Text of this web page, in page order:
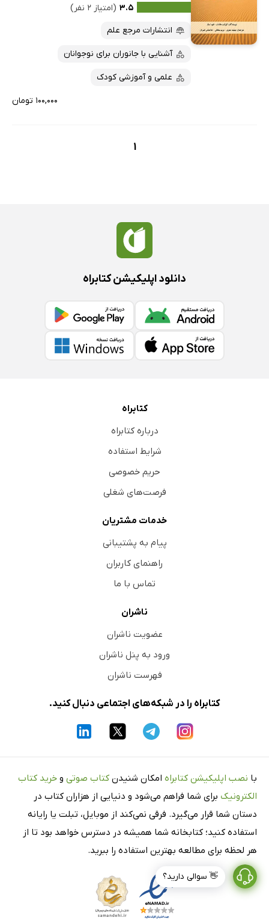
پرفروش‌ها
پربحث‌ها
ارزان ترین‌ها
کتاب‌های متنی
۳.۵ (امتیاز ۲ نفر)
انتشارات مرجع علم
آشنایی با جانوران برای نوجوانان
علمی و آموزشی کودک
۱۰۰,۰۰۰ تومان
1
👋 سوالی دارید؟
دانلود اپلیکیشن کتابراه
کتابراه
درباره کتابراه
شرایط استفاده
حریم خصوصی
فرصت‌های شغلی
خدمات مشتریان
پیام به پشتیبانی
راهنمای کاربران
تماس با ما
ناشران
عضویت ناشران
ورود به پنل ناشران
فهرست ناشران
کتابراه را در شبکه‌های اجتماعی دنبال کنید.
با نصب اپلیکیشن کتابراه امکان شنیدن کتاب صوتی و خرید کتاب
الکترونیک برای شما فراهم می‌شود و دنیایی از هزاران کتاب در
دستان شما قرار می‌گیرد. فرقی نمی‌کند از موبایل، تبلت یا رایانه
استفاده کنید؛ کتابخانه شما همیشه در دسترس خواهد بود تا از
هر لحظه برای مطالعه بهترین استفاده را ببرید.